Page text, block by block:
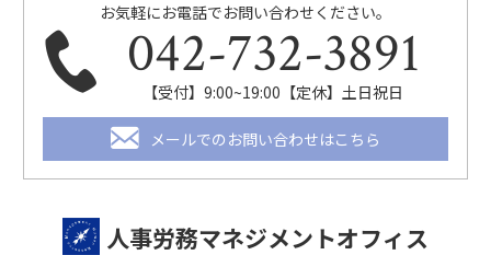
お気軽にお電話でお問い合わせください。
042-732-3891
【受付】9:00~19:00【定休】土日祝日
メールでのお問い合わせはこちら
人事労務マネジメントオフィス